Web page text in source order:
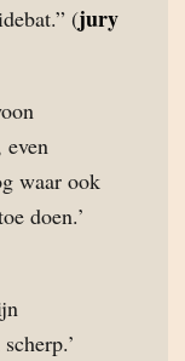
(jury
waar ook
doen.’